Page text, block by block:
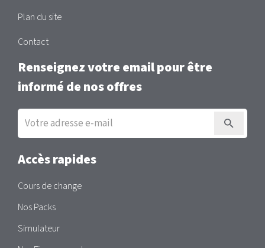
Plan du site
Contact
Renseignez votre email pour être
informé de nos offres
Inscription
la
newsletter
Accès rapides
Cours de change
Nos Packs
Simulateur